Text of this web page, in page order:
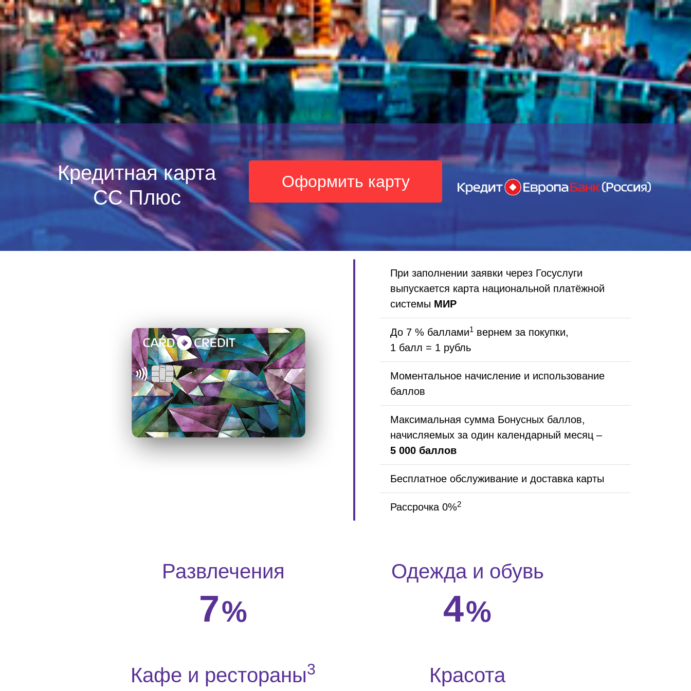
Кредитная карта
СС Плюс
Оформить карту
При заполнении заявки через Госуслуги
выпускается карта национальной платёжной
системы МИР
До 7 % баллами1 вернем за покупки,
1 балл = 1 рубль
Моментальное начисление и использование
баллов
Максимальная сумма Бонусных баллов,
начисляемых за один календарный месяц –
5 000 баллов
Бесплатное обслуживание и доставка карты
Рассрочка 0%2
Развлечения
7%
Одежда и обувь
4%
Кафе и рестораны3 Красота